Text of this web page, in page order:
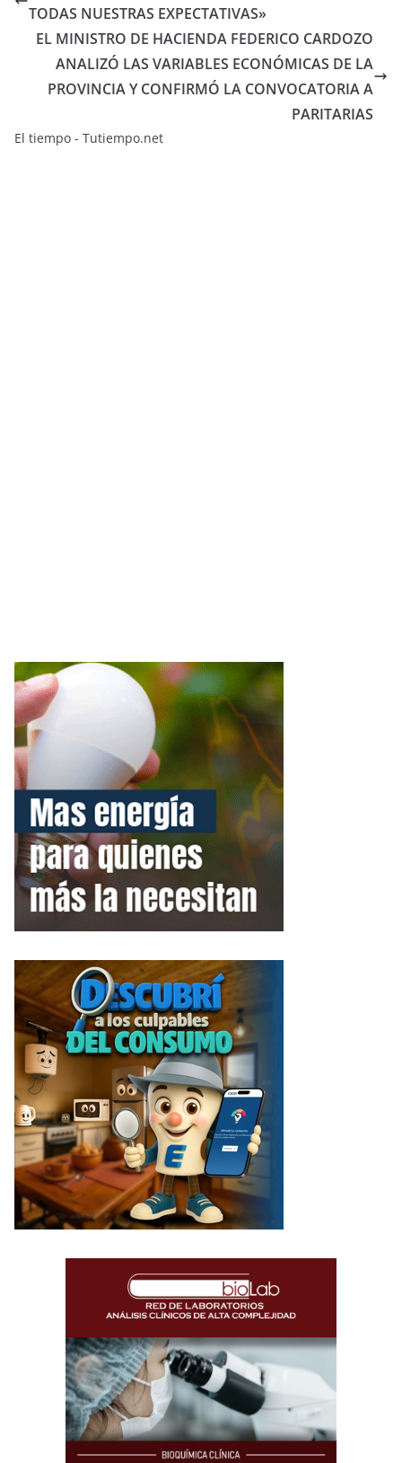
TODAS NUESTRAS EXPECTATIVAS»
EL MINISTRO DE HACIENDA FEDERICO CARDOZO
ANALIZÓ LAS VARIABLES ECONÓMICAS DE LA
PROVINCIA Y CONFIRMÓ LA CONVOCATORIA A
PARITARIAS
El tiempo - Tutiempo.net